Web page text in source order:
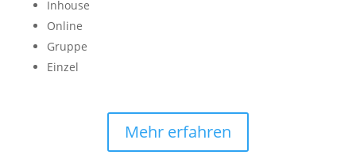
Inhouse
Online
Gruppe
Einzel
Mehr erfahren